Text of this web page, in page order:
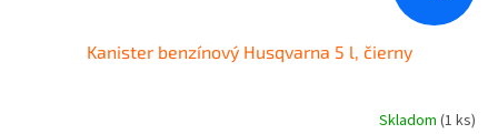
Kanister benzínový Husqvarna 5 l, čierny
Skladom (1 ks)